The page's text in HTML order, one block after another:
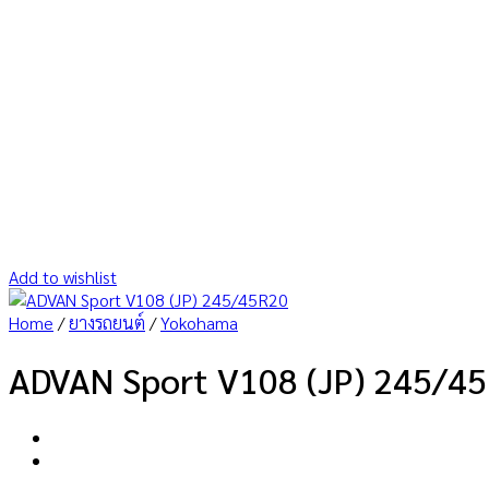
Add to wishlist
Home /ยางรถยนต์ /Yokohama
ADVAN Sport V108 (JP) 245/